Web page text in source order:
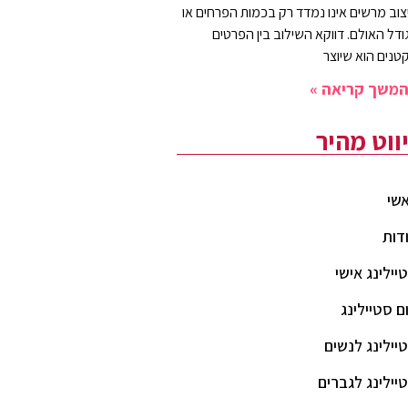
מרשים אינו נמדד רק בכמות הפרחים או
האולם. דווקא השילוב בין הפרטים
הוא שיוצר
קריאה »
מהיר
אישי
סטיילינג
לנשים
לגברים